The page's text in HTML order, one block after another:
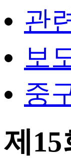
관
보
중
제